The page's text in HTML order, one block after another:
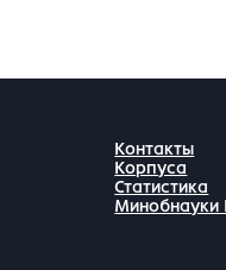
Контакты
Корпуса
Статистика
Минобнауки